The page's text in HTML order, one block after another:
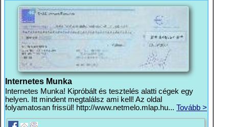
Internetes Munka
Internetes Munka! Kipróbált és tesztelés alatti cégek egy
helyen. Itt mindent megtalálsz ami kell! Az oldal
folyamatosan frissül! http://www.netmelo.mlap.hu... Tovább >